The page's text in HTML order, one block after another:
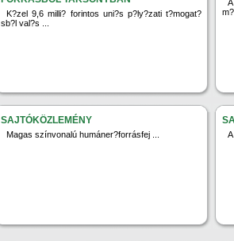
K?zel 9,6 milli? forintos uni?s p?ly?zati t?mogat?
sb?l val?s ...
SAJTÓKÖZLEMÉNY
Magas színvonalú humáner?forrásfej ...